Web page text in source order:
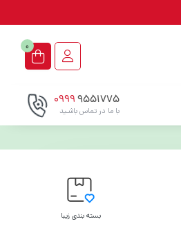
0
9551775
0999
با ما در تماس باشـید
بسته بندی زیبا